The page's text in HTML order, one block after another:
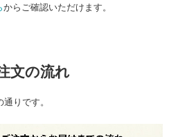
からご確認いただけます。
文の流れ
りです。